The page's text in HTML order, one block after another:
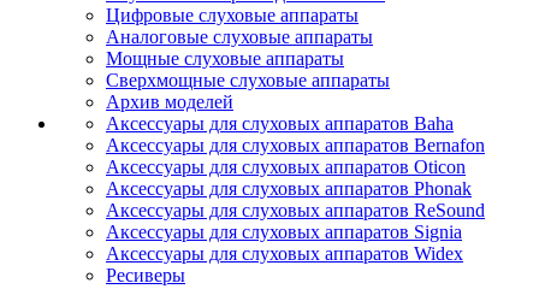
Цифровые слуховые аппараты
Аналоговые слуховые аппараты
Мощные слуховые аппараты
Сверхмощные слуховые аппараты
Архив моделей
Аксессуары для слуховых аппаратов Baha
Аксессуары для слуховых аппаратов Bernafon
Аксессуары для слуховых аппаратов Oticon
Аксессуары для слуховых аппаратов Phonak
Аксессуары для слуховых аппаратов ReSound
Аксессуары для слуховых аппаратов Signia
Аксессуары для слуховых аппаратов Widex
Ресиверы